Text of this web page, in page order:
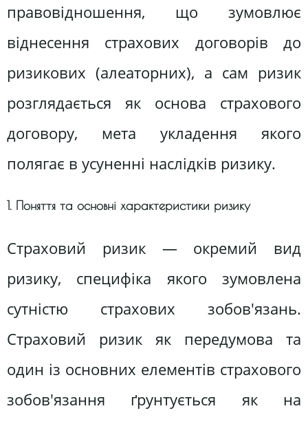
правовідношення, що зумовлює
віднесення страхових договорів до
ризикових (алеаторних), а сам ризик
розглядається як основа страхового
договору, мета укладення якого
полягає в усуненні наслідків ризику.
1. Поняття та основні характеристики ризику
Страховий ризик — окремий вид
ризику, специфіка якого зумовлена
сутністю страхових зобов'язань.
Страховий ризик як передумова та
один із основних елементів страхового
зобов'язання ґрунтується як на